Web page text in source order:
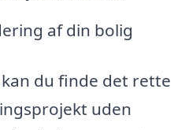
af din bolig
du finde det rette
uden